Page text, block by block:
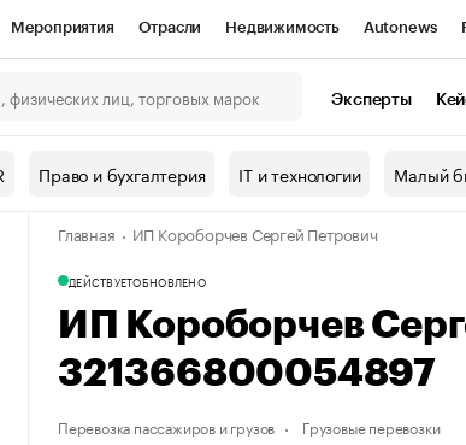
Мероприятия Отрасли Недвижимость Autonews
Спецпроекты Проверка контрагентов
наличной валюты
Эксперты
Право и бухгалтерия IT и технологии Малый
Главная ИП Короборчев Сергей Петрович
ДЕЙСТВУЕТОБНОВЛЕНО
ИП Короборчев
321366800054897
Перевозка пассажиров и грузов Грузовые перевозки